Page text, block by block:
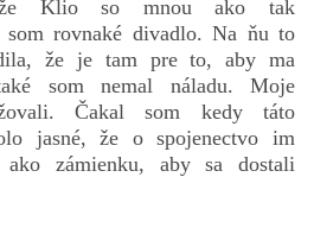
že Klio so mnou ako tak
som rovnaké divadlo. Na ňu to
že je tam pre to, aby ma
som nemal náladu. Moje
Čakal som kedy táto
jasné, že o spojenectvo im
zámienku, aby sa dostali